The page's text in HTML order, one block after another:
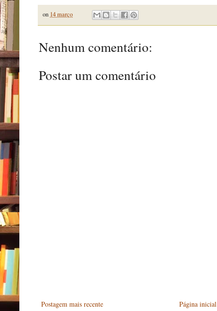
on 14 março
Nenhum comentário:
Postar um comentário
Postagem mais recente Página inicial